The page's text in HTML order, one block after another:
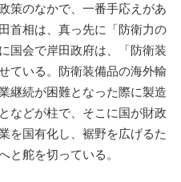
策のなかで、一番手応えがあ
首相は、真っ先に「防衛力の
国会で岸田政府は、「防衛装
ている。防衛装備品の海外輸
継続が困難となった際に製造
などが柱で、そこに国が財政
を国有化し、裾野を広げるた
と舵を切っている。